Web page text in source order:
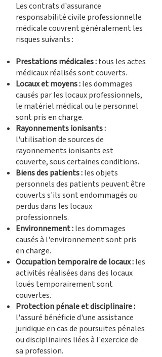
Les contrats d'assurance
responsabilité civile professionnelle
médicale couvrent généralement les
risques suivants :
Prestations médicales :tous les actes
médicaux réalisés sont couverts.
Locaux et moyens :les dommages
causés par les locaux professionnels,
le matériel médical ou le personnel
sont pris en charge.
Rayonnements ionisants :
l'utilisation de sources de
rayonnements ionisants est
couverte, sous certaines conditions.
Biens des patients :les objets
personnels des patients peuvent être
couverts s'ils sont endommagés ou
perdus dans les locaux
professionnels.
Environnement :les dommages
causés à l'environnement sont pris
en charge.
Occupation temporaire de locaux :les
activités réalisées dans des locaux
loués temporairement sont
couvertes.
Protection pénale et disciplinaire :
l'assuré bénéficie d'une assistance
juridique en cas de poursuites pénales
ou disciplinaires liées à l'exercice de
sa profession.